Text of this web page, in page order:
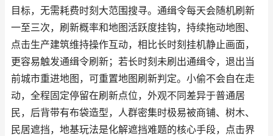
目标，无需耗费时刻大范围搜寻。通缉令每天会随机刷新
一至三次，刷新概率和地图活跃度挂钩，持续拖动地图、
点击生产建筑维持操作互动，相比长时刻挂机静止画面，
更容易触发通缉令刷新；若长时刻未刷出通缉令，退出当
前城市重进地图，可重置地图刷新判定。小偷不会自在走
动，全程固定停留在刷新点位，外观不同差异于普通居
民，后背带有布袋造型，人群密集时极易被商铺、树木、
民居遮挡，地基玩法是化解遮挡难题的核心手段，点击界